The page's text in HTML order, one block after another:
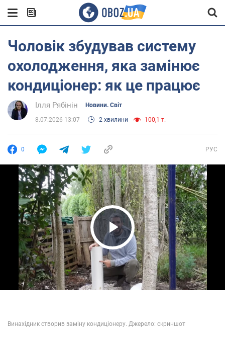
Чоловік збудував систему
охолодження, яка замінює
кондиціонер: як це працює
Ілля Рябінін Новини. Світ
8.07.2026 13:07 2 хвилини 100,1 т.
0 РУС
Play Video